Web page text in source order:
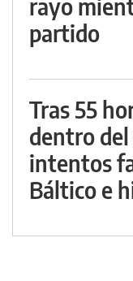
rayo
partido
Tras 55
dentro
intentos
Báltico e